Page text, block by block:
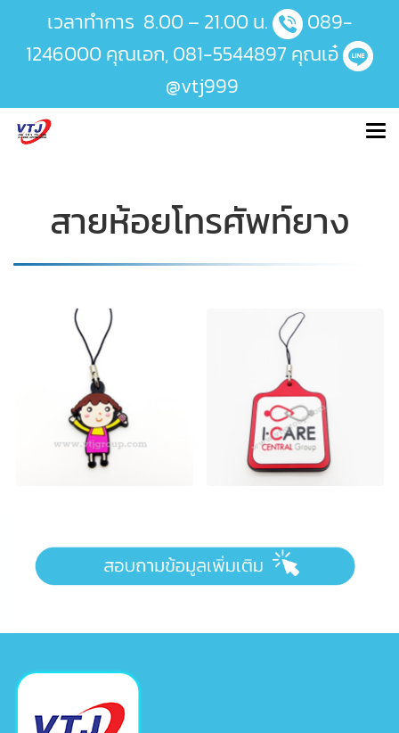
เวลาทำการ 8.00 – 21.00 น.
089-
1246000 คุณเอก,081-5544897 คุณเอ๋
@vtj999
สายห้อยโทรศัพท์ยาง